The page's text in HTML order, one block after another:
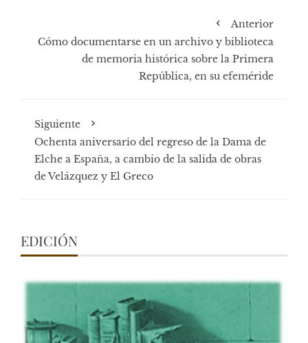
Anterior
Cómo documentarse en un archivo y biblioteca
de memoria histórica sobre la Primera
República, en su efeméride
Siguiente
Ochenta aniversario del regreso de la Dama de
Elche a España, a cambio de la salida de obras
de Velázquez y El Greco
EDICIÓN